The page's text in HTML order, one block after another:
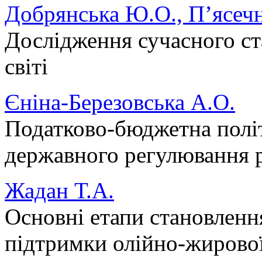
Добрянська Ю.О.,
Дослідження сучасного
світі
Єніна-Березовська А.О.
Податково-бюджетна
державного регулювання
Жадан Т.А.
Основні етапи
підтримки олійно-